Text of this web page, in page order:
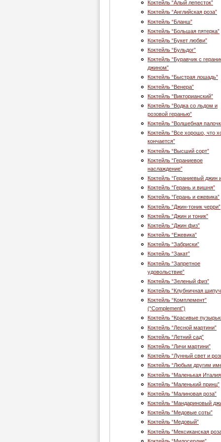
Коктейль “Алый лепесток”
Коктейль “Английская роза”
Коктейль “Бланш”
Коктейль “Большая пятерка”
Коктейль “Букет любви”
Коктейль “Бульдог”
Коктейль “Буравчик с
джином”
Коктейль “Быстрая лошадь”
Коктейль “Венера”
Коктейль “Викторианский”
Коктейль “Водка со льдом и
розовой геранью”
Коктейль “Волшебная
Коктейль “Все хорошо, что
кончается”
Коктейль “Высший сорт”
Коктейль “Гераниевое
наслаждение”
Коктейль “Гераниевый джин
Коктейль “Герань и вишня”
Коктейль “Герань и ежевика”
Коктейль “Джин-тоник черри”
Коктейль “Джин и тоник”
Коктейль “Джин физ”
Коктейль “Ежевика”
Коктейль “Забриски”
Коктейль “Закат”
Коктейль “Запретное
удовольствие”
Коктейль “Зеленый физ”
Коктейль “Клубничная
Коктейль “Комплемент”
(“Complement”)
Коктейль “Красивые
Коктейль “Лесной мартини”
Коктейль “Летний сад”
Коктейль “Личи мартини”
Коктейль “Лунный свет и
Коктейль “Любым другим
Коктейль “Маленькая
Коктейль “Маленький принц”
Коктейль “Малиновая роза”
Коктейль “Мандариновый
Коктейль “Медовые соты”
Коктейль “Медовый”
Коктейль “Мексиканская